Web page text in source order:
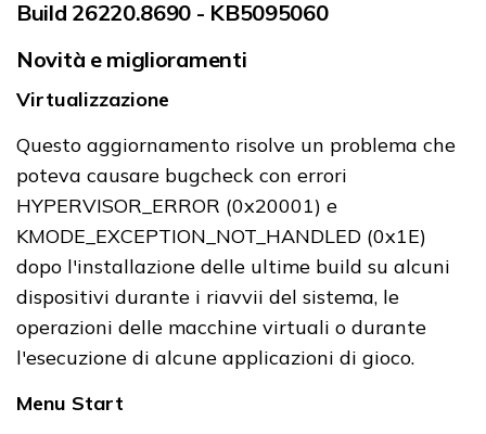
Build 26220.8690 - KB5095060
Novità e miglioramenti
Virtualizzazione
Questo aggiornamento risolve un problema che
poteva causare bugcheck con errori
HYPERVISOR_ERROR (0x20001) e
KMODE_EXCEPTION_NOT_HANDLED (0x1E)
dopo l'installazione delle ultime build su alcuni
dispositivi durante i riavvii del sistema, le
operazioni delle macchine virtuali o durante
l'esecuzione di alcune applicazioni di gioco.
Menu Start